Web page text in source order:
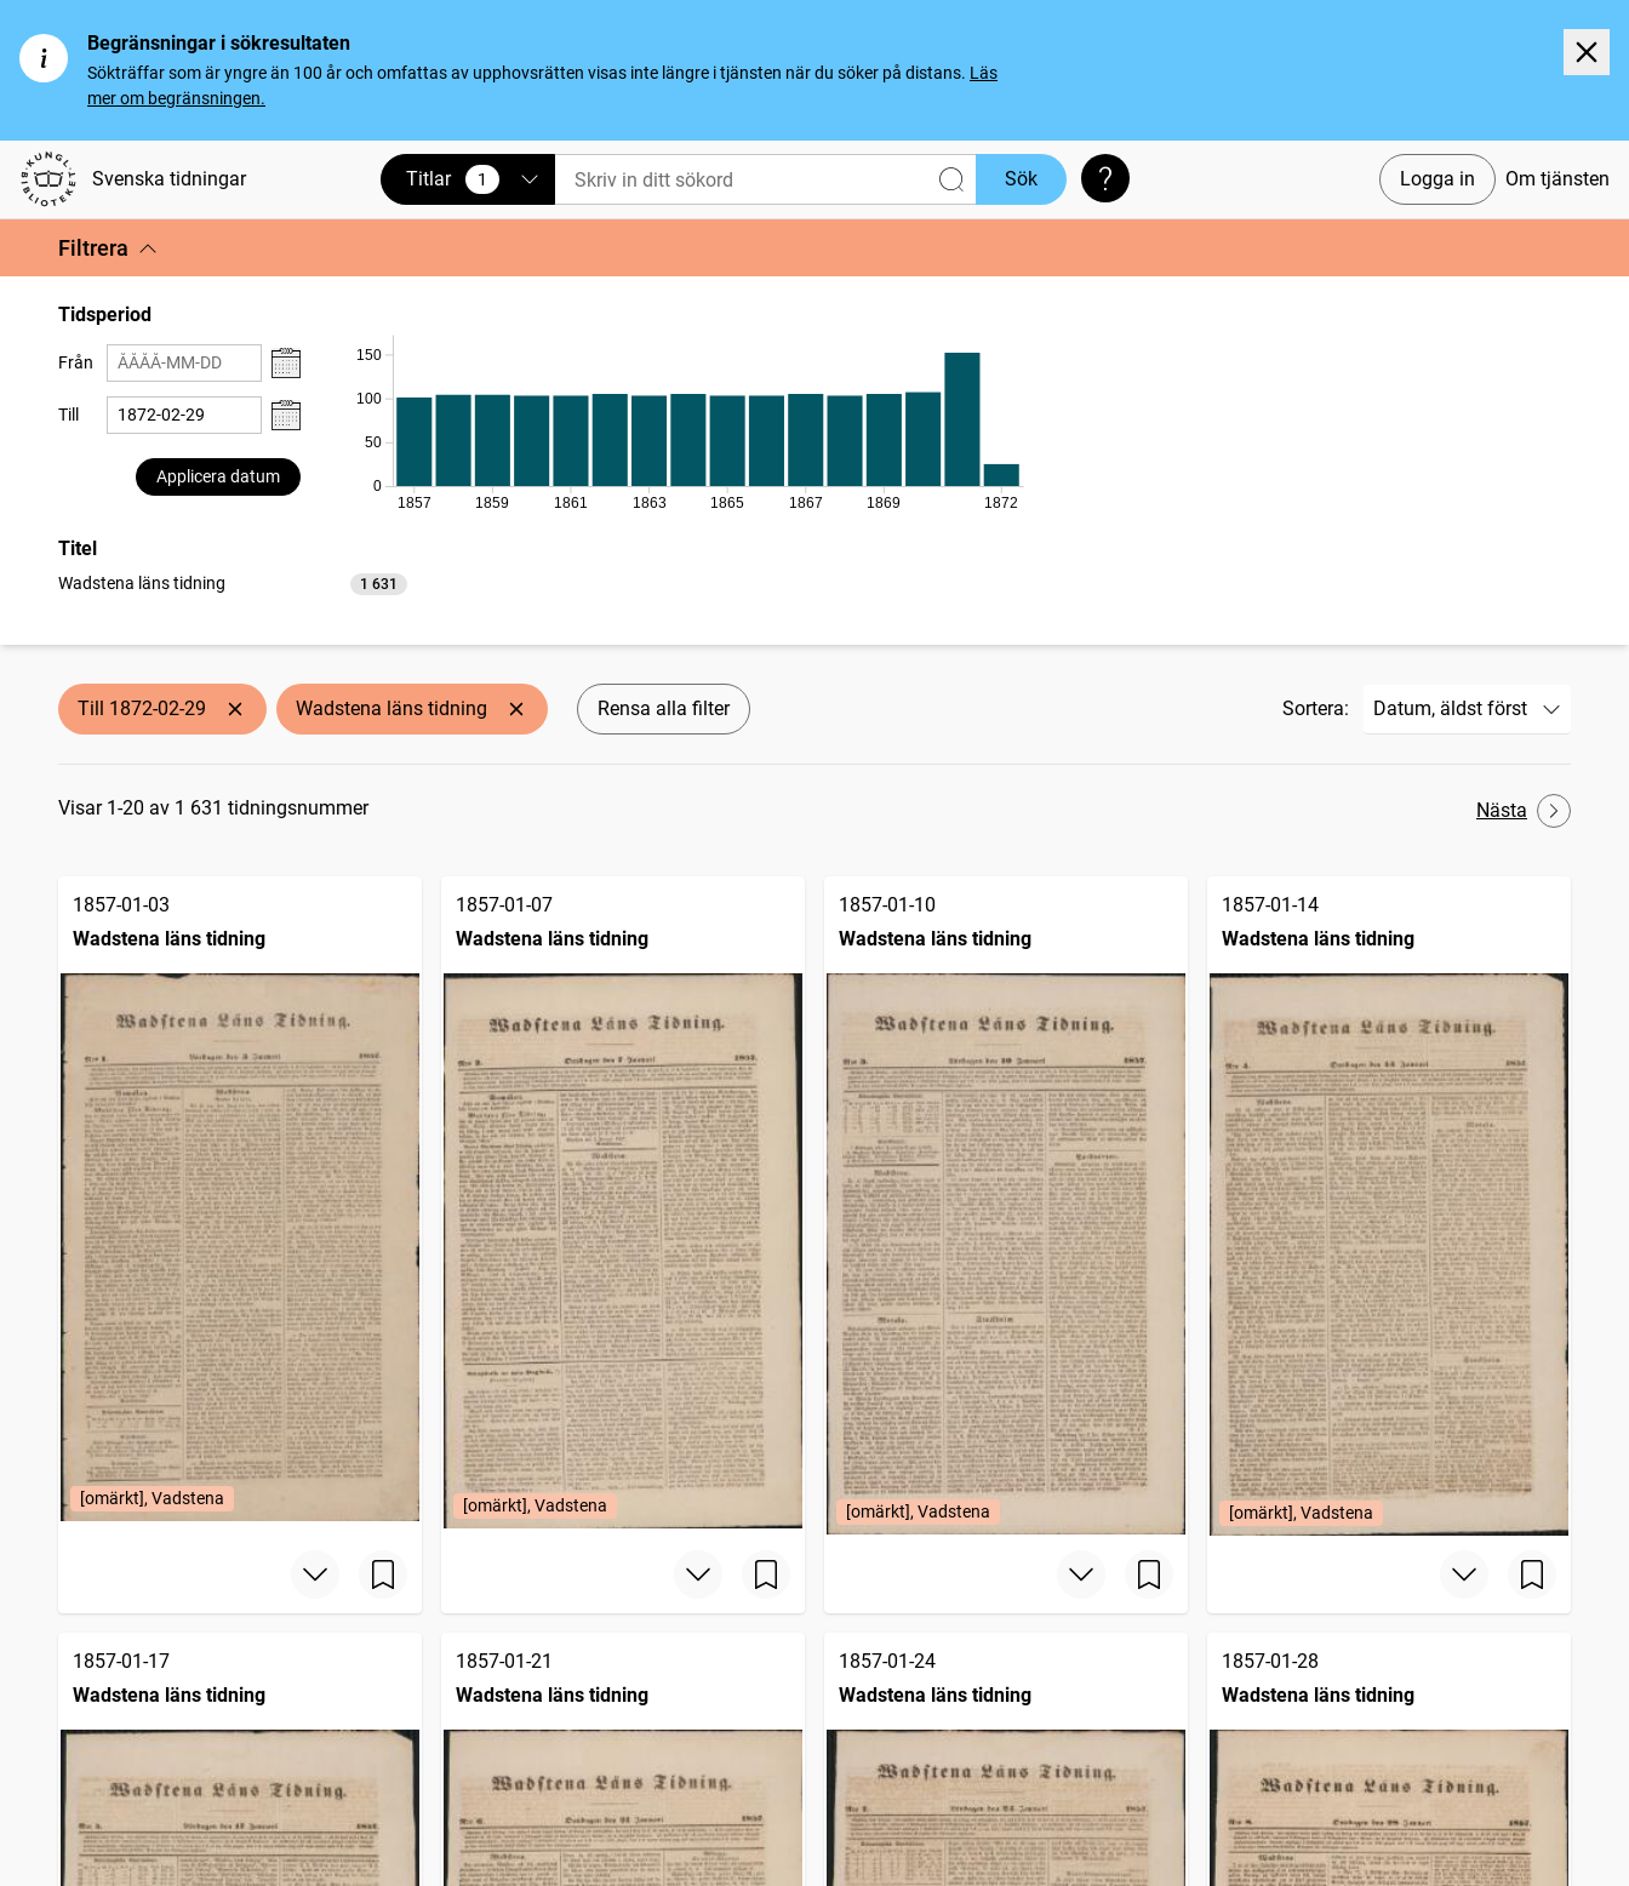
Begränsningar i sökresultaten
Sökträffar som är yngre än 100 år och omfattas av upphovsrätten visas inte längre i tjänsten när du söker på distans. Läs
mer om begränsningen.
Svenska tidningar Logga in Om tjänsten
Titlar 1
vald Sök Söktips
Filtrera
Tidsperiod
Från
Till
Applicera datum
0
50
100
150
1857 1859 1861 1863 1865 1867 1869 1872
Titel
Wadstena läns tidning 1 631
träffar
Till 1872-02-29 Wadstena läns tidning Rensa alla filter Sortera:
Sökresultat
Visar 1-20 av 1 631 tidningsnummer Nästa
1857-01-03
Wadstena läns tidning
[omärkt], Vadstena
1857-01-07
Wadstena läns tidning
[omärkt], Vadstena
1857-01-10
Wadstena läns tidning
[omärkt], Vadstena
1857-01-14
Wadstena läns tidning
[omärkt], Vadstena
1857-01-17
Wadstena läns tidning
1857-01-21
Wadstena läns tidning
1857-01-24
Wadstena läns tidning
1857-01-28
Wadstena läns tidning